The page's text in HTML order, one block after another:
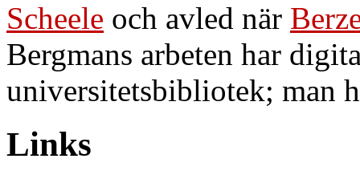
Scheele och avled när
Bergmans arbeten har
universitetsbibliotek; man
Links